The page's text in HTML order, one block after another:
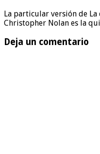
La particular versión de
Christopher Nolan es la
Deja un comentario